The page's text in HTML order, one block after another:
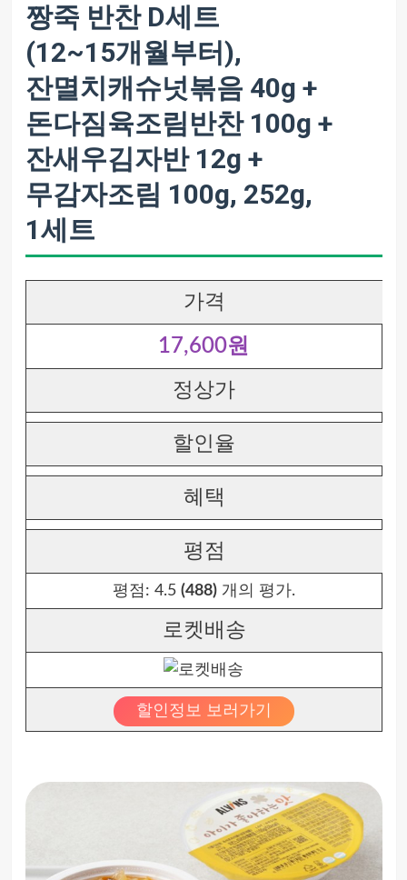
짱죽 반찬 D세트
(12~15개월부터),
잔멸치캐슈넛볶음 40g +
돈다짐육조림반찬 100g +
잔새우김자반 12g +
무감자조림 100g, 252g,
1세트
가격
17,600원
정상가
할인율
혜택
평점
평점: 4.5 (488)개의 평가.
로켓배송
할인정보 보러가기